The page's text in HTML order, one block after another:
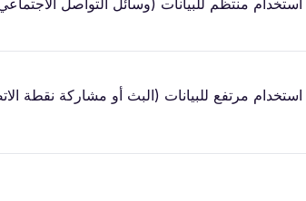
استخدام منتظم للبيانات (وسائل التواصل
استخدام مرتفع للبيانات (البث أو مشاركة نقطة